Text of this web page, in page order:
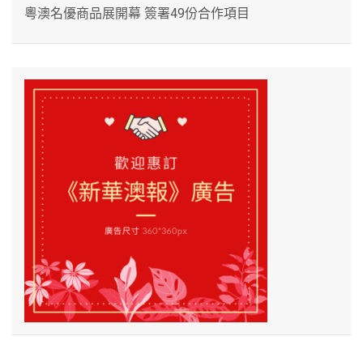
粵澳名優商品展開幕 簽署49份合作項目